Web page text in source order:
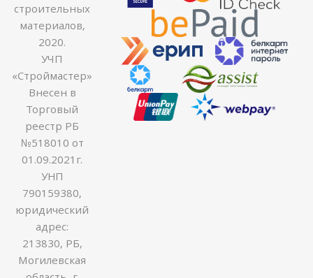
строительных
материалов,
2020.
УЧП
«Строймастер»
Внесен в
Торговый
реестр РБ
№518010 от
01.09.2021г.
УНП
790159380,
юридический
адрес:
213830, РБ,
Могилевская